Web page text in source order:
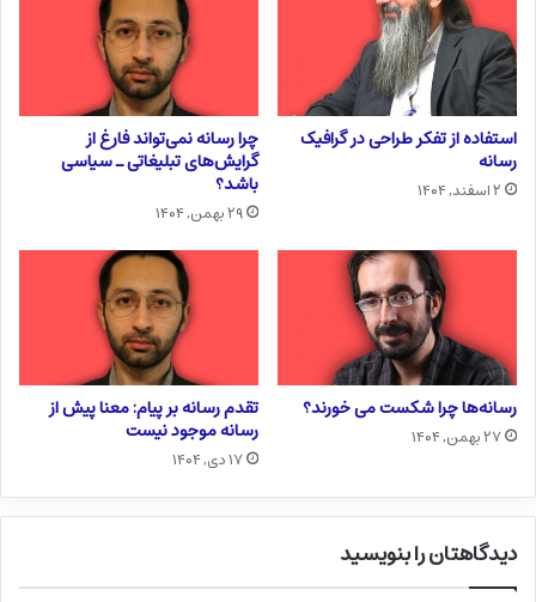
استفاده از تفکر طراحی در گرافیک
رسانه
۲ اسفند, ۱۴۰۴
چرا رسانه نمی‌تواند فارغ از
گرایش‌های تبلیغاتی ـ سیاسی
باشد؟
۲۹ بهمن, ۱۴۰۴
رسانه‌ها چرا شکست می خورند؟
۲۷ بهمن, ۱۴۰۴
تقدم رسانه بر پیام: معنا پیش از
رسانه موجود نیست
۱۷ دی, ۱۴۰۴
دیدگاهتان را بنویسید